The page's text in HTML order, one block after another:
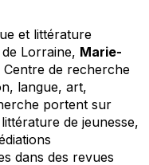
et littérature
de Lorraine, Marie-
de recherche
langue, art,
portent sur
de jeunesse,
dans des revues